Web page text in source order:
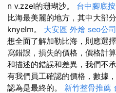
n v.zzel的珊瑚沙。 台中腳底
比海最美麗的地方，其中大部
knyelm。 大安區 外燴 seo公司
想全面了解加勒比海，則應選
寫錯誤，損失的價格，價格計
和描述的錯誤和差異，我們不
有我們員工確認的價格，數據
認為是最終的。 新竹整骨推薦